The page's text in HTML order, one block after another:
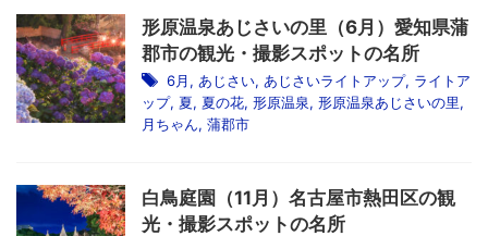
形原温泉あじさいの里（6月）愛知県蒲
郡市の観光・撮影スポットの名所
6月, あじさい, あじさいライトアップ, ライトア
ップ, 夏, 夏の花, 形原温泉, 形原温泉あじさいの里,
月ちゃん, 蒲郡市
白鳥庭園（11月）名古屋市熱田区の観
光・撮影スポットの名所